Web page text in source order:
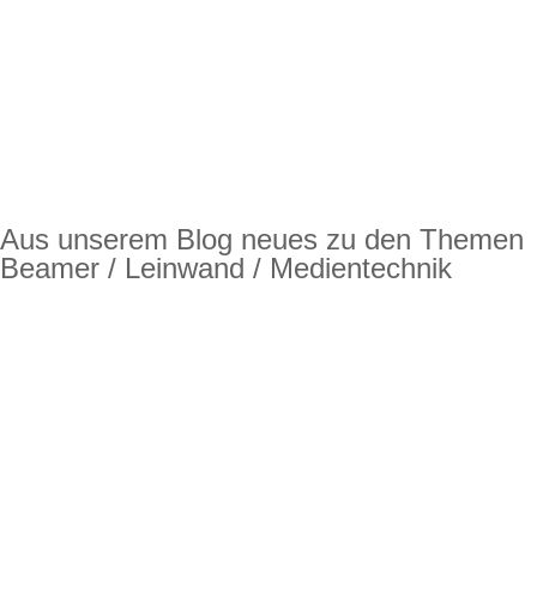
Aus unserem Blog neues zu den Themen
Beamer / Leinwand / Medientechnik